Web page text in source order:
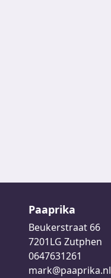
Paaprika
Beukerstraat 66
7201LG Zutphen
0647631261
mark@paaprika.nl